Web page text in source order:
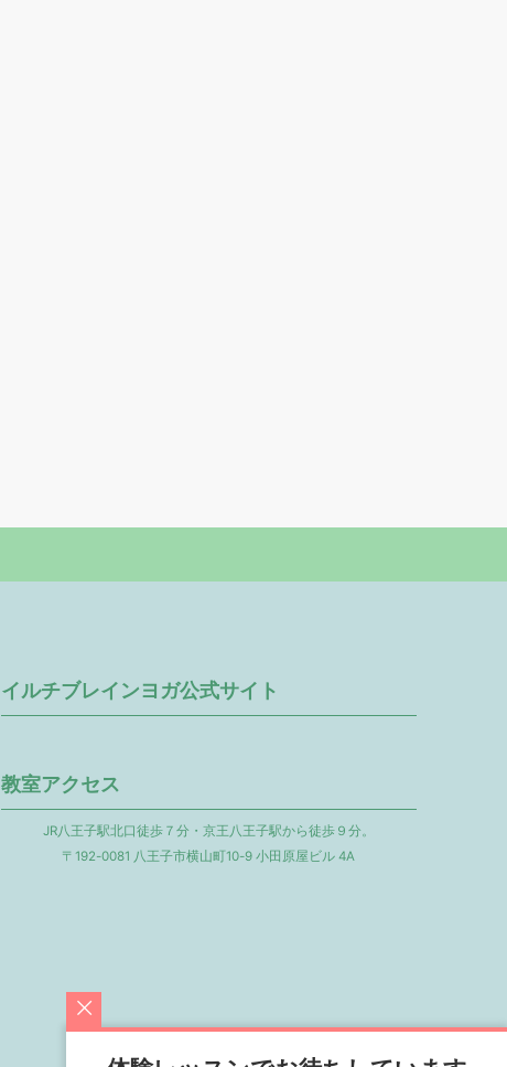
イルチブレインヨガ公式サイト
教室アクセス
JR八王子駅北口徒歩７分・京王八王子駅から徒歩９分。
〒192-0081 八王子市横山町10-9 小田原屋ビル 4A